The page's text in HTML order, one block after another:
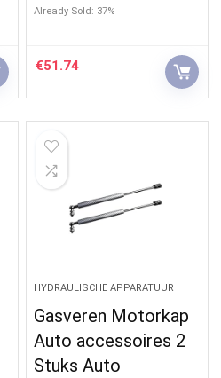
Already Sold: 37%
€51.74
HYDRAULISCHE APPARATUUR
Gasveren Motorkap
Auto accessoires 2
Stuks Auto